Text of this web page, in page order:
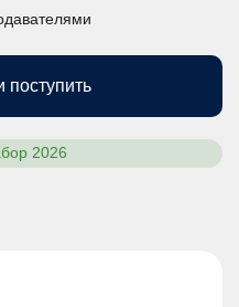
поступить
2026